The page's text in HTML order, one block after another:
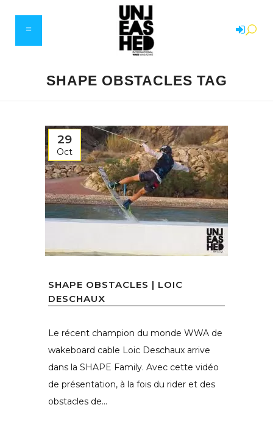
SHAPE OBSTACLES TAG
29
Oct
SHAPE OBSTACLES | LOIC
DESCHAUX
Le récent champion du monde WWA de
wakeboard cable Loic Deschaux arrive
dans la SHAPE Family. Avec cette vidéo
de présentation, à la fois du rider et des
obstacles de...